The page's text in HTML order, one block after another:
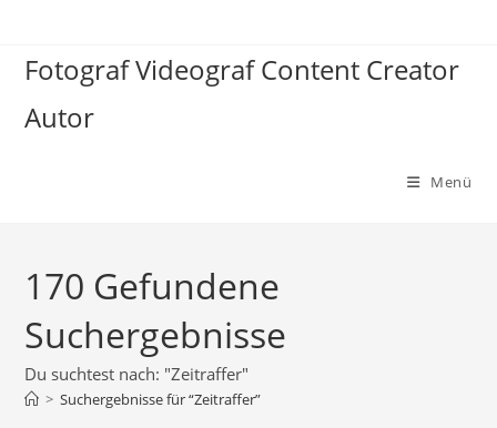
springen
Fotograf Videograf Content Creator
Autor
Menü
170 Gefundene
Suchergebnisse
Du suchtest nach: "Zeitraffer"
> Suchergebnisse für“Zeitraffer”